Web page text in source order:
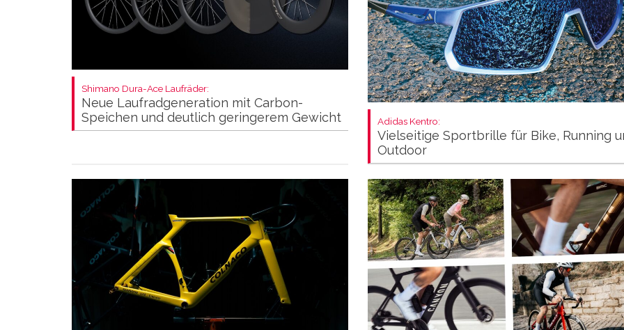
Shimano Dura-Ace Laufräder:
Neue Laufradgeneration mit Carbon-
Speichen und deutlich geringerem Gewicht
Adidas Kentro:
Vielseitige Sportbrille für Bike, Running
Outdoor